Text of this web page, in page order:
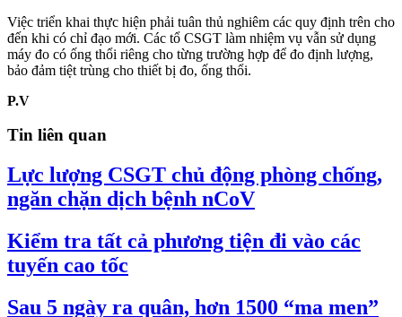
Việc triển khai thực hiện phải tuân thủ nghiêm các quy định trên cho
đến khi có chỉ đạo mới. Các tổ CSGT làm nhiệm vụ vẫn sử dụng
máy đo có ống thổi riêng cho từng trường hợp để đo định lượng,
bảo đảm tiệt trùng cho thiết bị đo, ống thổi.
P.V
Tin liên quan
Lực lượng CSGT chủ động phòng chống,
ngăn chặn dịch bệnh nCoV
Kiểm tra tất cả phương tiện đi vào các
tuyến cao tốc
Sau 5 ngày ra quân, hơn 1500 “ma men”